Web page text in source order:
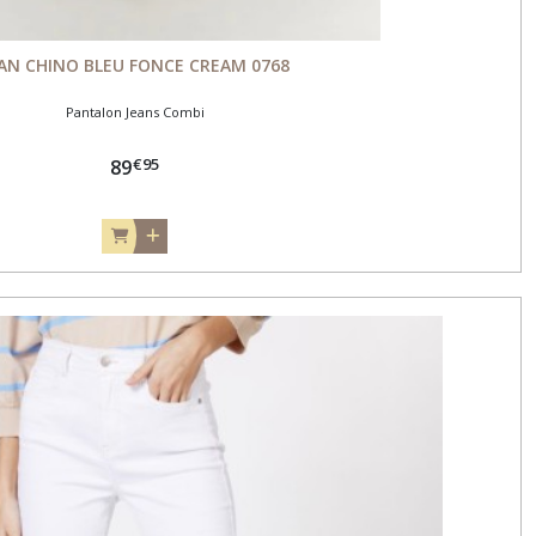
CHINO BLEU FONCE CREAM 0768
Pantalon Jeans Combi
89€95